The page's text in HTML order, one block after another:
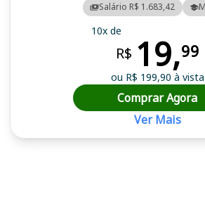
Salário R$ 1.683,42
10x de
R$ 19,99
ou R$ 199,90 à vista
Comprar Agora
Ver Mais